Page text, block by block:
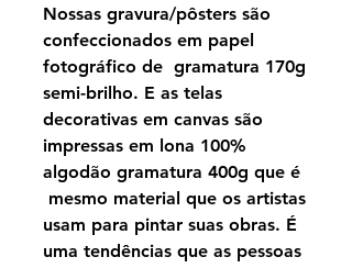
Nossas gravura/pôsters são
confeccionados em papel
fotográfico de gramatura 170g
semi-brilho. E as telas
decorativas em canvas são
impressas em lona 100%
algodão gramatura 400g que é
mesmo material que os artistas
usam para pintar suas obras. É
uma tendências que as pessoas